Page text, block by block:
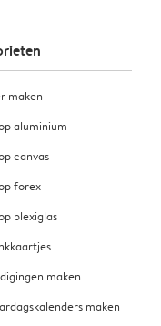
maken
aluminium
canvas
forex
plexiglas
maken
maken